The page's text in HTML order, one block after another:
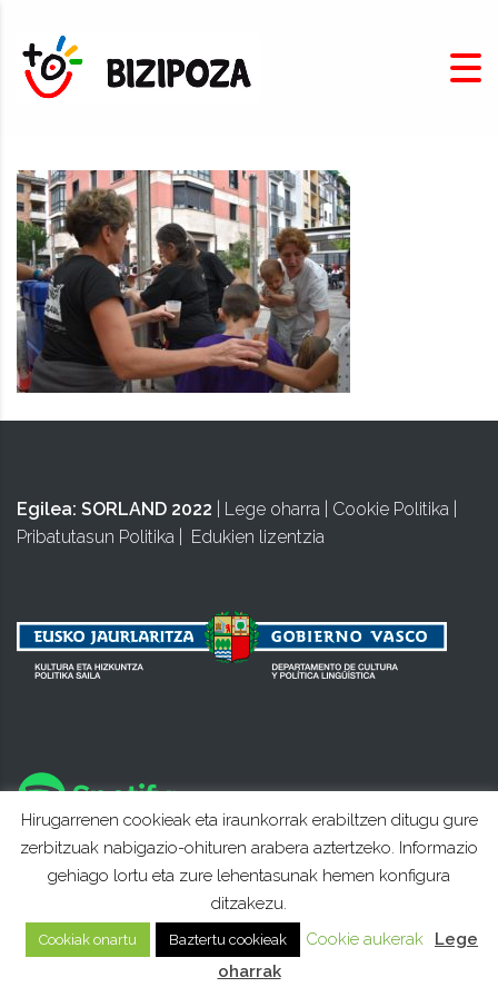
Egilea: SORLAND 2022 Lege oharra Cookie Politika
Pribatutasun Politika
Edukien lizentzia
Hirugarrenen cookieak eta iraunkorrak erabiltzen ditugu gure
zerbitzuak nabigazio-ohituren arabera aztertzeko. Informazio
gehiago lortu eta zure lehentasunak hemen konfigura
ditzakezu.
Cookiak onartu Baztertu cookieak Cookie aukerak
Lege
oharrak